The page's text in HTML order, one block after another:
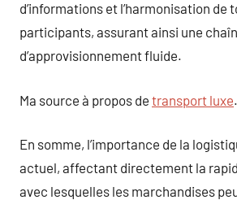
d’informations et l’harmonisation de
participants, assurant ainsi une
d’approvisionnement fluide.
Ma source à propos de transport luxe.
En somme, l’importance de la
actuel, affectant directement la
avec lesquelles les marchandises